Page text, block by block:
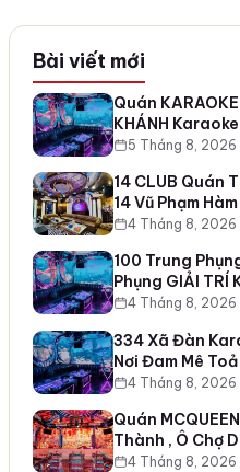
Bài viết mới
Quán
KHÁNH
5 Tháng 8, 2026
14 CLUB Quán
14 Vũ Phạm
4 Tháng 8, 2026
100 Trung
Phụng GIẢI TRÍ
4 Tháng 8, 2026
334 Xã Đàn
Nơi Đam Mê
4 Tháng 8, 2026
Quán
Thành , Ô Chợ
4 Tháng 8, 2026